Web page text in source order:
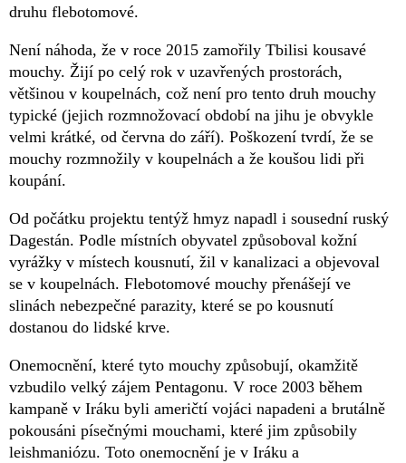
druhu flebotomové.
Není náhoda, že v roce 2015 zamořily Tbilisi kousavé
mouchy. Žijí po celý rok v uzavřených prostorách,
většinou v koupelnách, což není pro tento druh mouchy
typické (jejich rozmnožovací období na jihu je obvykle
velmi krátké, od června do září). Poškození tvrdí, že se
mouchy rozmnožily v koupelnách a že koušou lidi při
koupání.
Od počátku projektu tentýž hmyz napadl i sousední ruský
Dagestán. Podle místních obyvatel způsoboval kožní
vyrážky v místech kousnutí, žil v kanalizaci a objevoval
se v koupelnách. Flebotomové mouchy přenášejí ve
slinách nebezpečné parazity, které se po kousnutí
dostanou do lidské krve.
Onemocnění, které tyto mouchy způsobují, okamžitě
vzbudilo velký zájem Pentagonu. V roce 2003 během
kampaně v Iráku byli američtí vojáci napadeni a brutálně
pokousáni písečnými mouchami, které jim způsobily
leishmaniózu. Toto onemocnění je v Iráku a